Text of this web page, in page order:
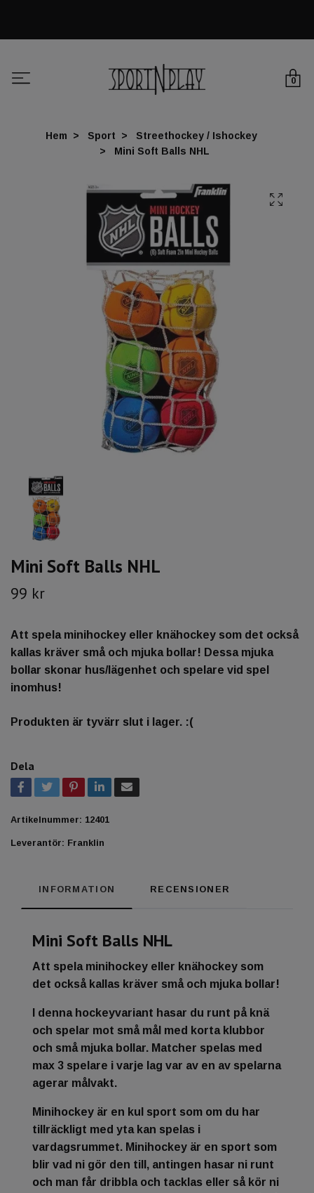
0
Hem Sport
Streethockey / Ishockey
Mini Soft Balls NHL
Mini Soft Balls NHL
99 kr
Att spela minihockey eller knähockey som det också
kallas kräver små och mjuka bollar! Dessa mjuka
bollar skonar hus/lägenhet och spelare vid spel
inomhus!
Produkten är tyvärr slut i lager. :(
Dela
Artikelnummer: 12401
Leverantör: Franklin
INFORMATION RECENSIONER
Mini Soft Balls NHL
Att spela minihockey eller knähockey som
det också kallas kräver små och mjuka bollar!
I denna hockeyvariant hasar du runt på knä
och spelar mot små mål med korta klubbor
och små mjuka bollar. Matcher spelas med
max 3 spelare i varje lag var av en av spelarna
agerar målvakt.
Minihockey är en kul sport som om du har
tillräckligt med yta kan spelas i
vardagsrummet. Minihockey är en sport som
blir vad ni gör den till, antingen hasar ni runt
och man får dribbla och tacklas eller så kör ni